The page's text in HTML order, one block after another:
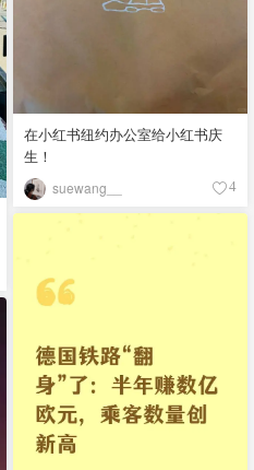
在小红书纽约办公室给小红书庆
生！
suewang__ 4